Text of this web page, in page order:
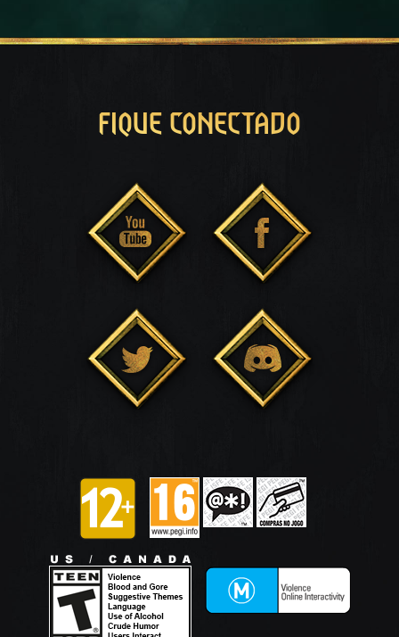
FIQUE CONECTADO